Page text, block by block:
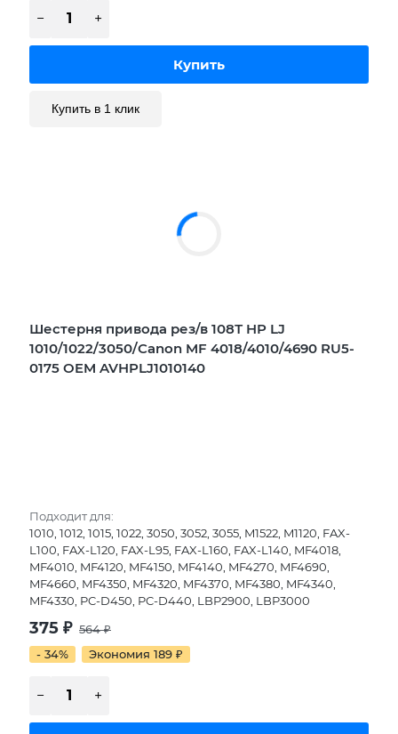
Купить в 1 клик
Шестерня привода рез/в 108Т HP LJ
1010/1022/3050/Canon MF 4018/4010/4690 RU5-
0175 OEM AVHPLJ1010140
Подходит для:
1010, 1012, 1015, 1022, 3050, 3052, 3055, M1522, M1120, FAX-
L100, FAX-L120, FAX-L95, FAX-L160, FAX-L140, MF4018,
MF4010, MF4120, MF4150, MF4140, MF4270, MF4690,
MF4660, MF4350, MF4320, MF4370, MF4380, MF4340,
MF4330, PC-D450, PC-D440, LBP2900, LBP3000
375 ₽ 564₽
- 34%
Экономия 189 ₽